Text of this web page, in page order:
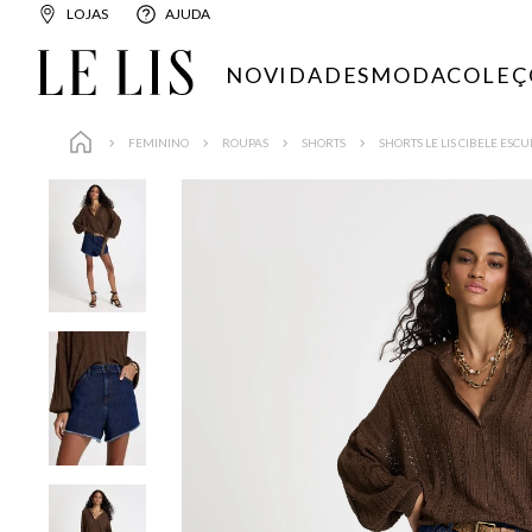
LOJAS AJUDA
NOVIDADESMODA
FEMININO ROUPAS SHORTS SHORTS LE LIS CIBELE